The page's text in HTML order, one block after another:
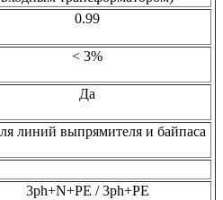
0.99
< 3%
Да
линий выпрямителя и байпаса
3ph+N+PE / 3ph+PE